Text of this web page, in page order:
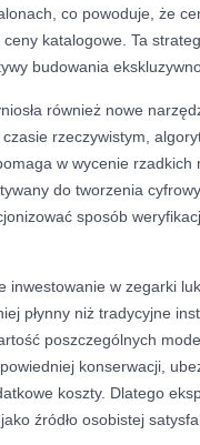
co powoduje, że
katalogowe. Ta
budowania
również nowe
rzeczywistym,
w wycenie rzadkich
do tworzenia
sposób
inwestowanie w zegarki
płynny niż tradycyjne
poszczególnych
konserwacji,
koszty. Dlatego
źródło osobistej